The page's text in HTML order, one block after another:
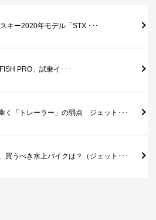
キー2020年モデル「STX ･･･
PRO」試乗イ･･･
く「トレーラー」の弱点 ジェット･･･
買うべき水上バイクは？（ジェット･･･